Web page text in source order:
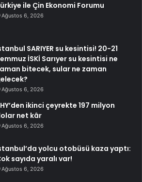
ile Çin Ekonomi Forumu
Ağustos 6, 2026
SARIYER su kesintisi! 20-21
İSKİ Sarıyer su kesintisi ne
bitecek, sular ne zaman
Ağustos 6, 2026
ikinci çeyrekte 197 milyon
net kâr
Ağustos 6, 2026
yolcu otobüsü kaza yaptı:
sayıda yaralı var!
Ağustos 6, 2026